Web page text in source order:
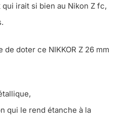
irait si bien au Nikon Z fc,
de doter ce NIKKOR Z 26 mm
qui le rend étanche à la